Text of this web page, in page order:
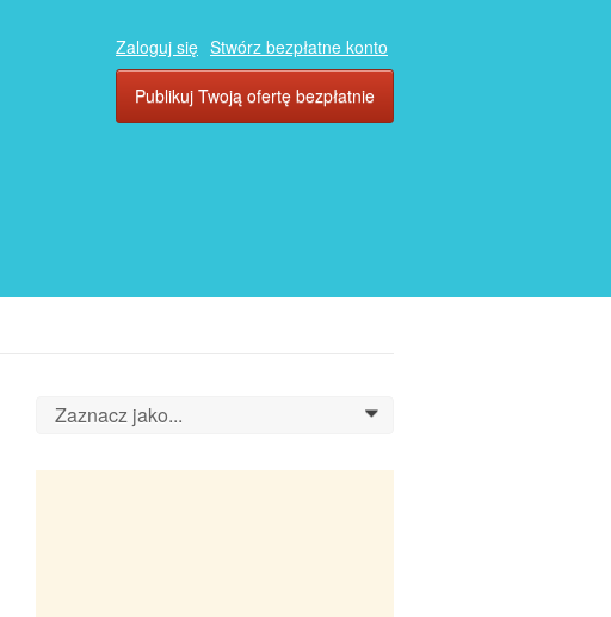
Zaloguj się Stwórz bezpłatne konto
Publikuj Twoją ofertę bezpłatnie
Zaznacz jako... 0